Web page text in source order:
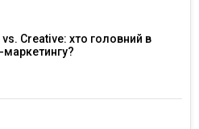
Creative: хто головний в